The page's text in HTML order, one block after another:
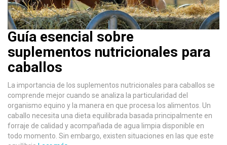
Guía esencial sobre
suplementos nutricionales para
caballos
La importancia de los suplementos nutricionales para caballos se
comprende mejor cuando se analiza la particularidad del
organismo equino y la manera en que procesa los alimentos. Un
caballo necesita una dieta equilibrada basada principalmente en
forraje de calidad y acompañada de agua limpia disponible en
todo momento. Sin embargo, existen situaciones en las que este